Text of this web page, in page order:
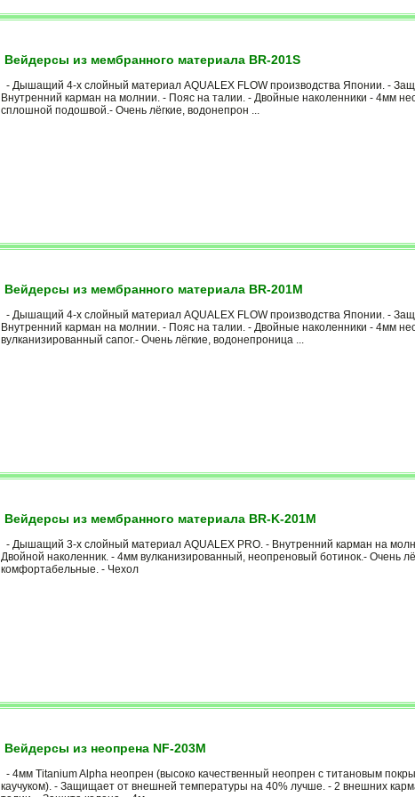
Вейдерсы из мембранного материала BR-201S
- Дышащий 4-х слойный материал AQUALEX FLOW производства Японии. -
Внутренний карман на молнии. - Пояс на талии. - Двойные наколенники - 4мм
сплошной подошвой.- Очень лёгкие, водонепрон ...
Вейдерсы из мембранного материала BR-201M
- Дышащий 4-х слойный материал AQUALEX FLOW производства Японии. -
Внутренний карман на молнии. - Пояс на талии. - Двойные наколенники - 4мм
вулканизированный сапог.- Очень лёгкие, водонепроница ...
Вейдерсы из мембранного материала BR-K-201M
- Дышащий 3-x слойный материал AQUALEX PRO. - Внутренний карман на
Двойной наколенник. - 4мм вулканизированный, неопреновый ботинок.- Очень
комфортабельные. - Чехол
Вейдерсы из неопрена NF-203M
- 4мм Titanium Alpha неопрен (высоко качественный неопрен с титановым
каучуком). - Защищает от внешней температуры на 40% лучше. - 2 внешних